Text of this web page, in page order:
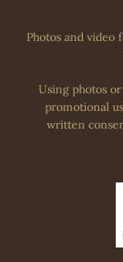
Photos and video
Using photos
promotional
written